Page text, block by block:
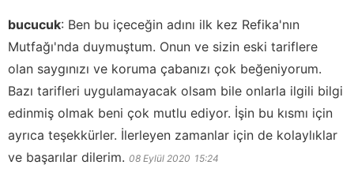
bucucuk: Ben bu içeceğin adını ilk kez Refika'nın
Mutfağı'nda duymuştum. Onun ve sizin eski tariflere
olan saygınızı ve koruma çabanızı çok beğeniyorum.
Bazı tarifleri uygulamayacak olsam bile onlarla ilgili bilgi
edinmiş olmak beni çok mutlu ediyor. İşin bu kısmı için
ayrıca teşekkürler. İlerleyen zamanlar için de kolaylıklar
ve başarılar dilerim. 08 Eylül 2020 15:24